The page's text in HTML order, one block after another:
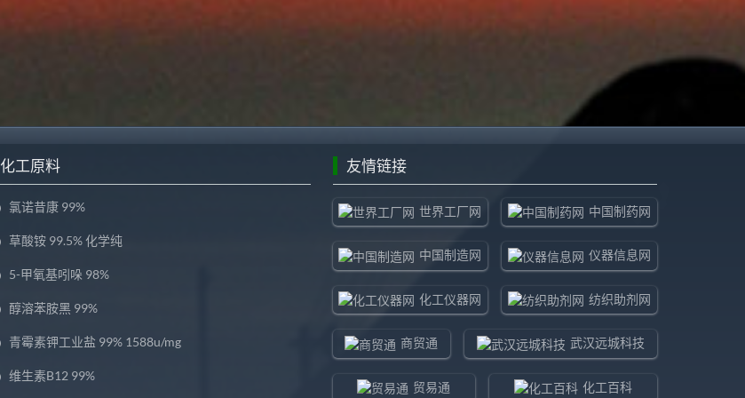
化工原料
氯诺昔康 99%
草酸铵 99.5% 化学纯
5-甲氧基吲哚 98%
醇溶苯胺黑 99%
青霉素钾工业盐 99% 1588u/mg
维生素B12 99%
友情链接
世界工厂网 中国制药网
中国制造网 仪器信息网
化工仪器网 纺织助剂网
商贸通 武汉远城科技
贸易通 化工百科